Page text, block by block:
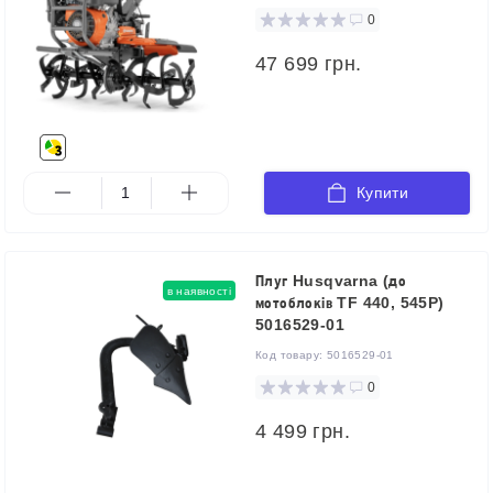
0
47 699 грн.
Купити
в наявності
Плуг Husqvarna (до
мотоблоків TF 440, 545P)
5016529-01
Код товару: 5016529-01
0
4 499 грн.